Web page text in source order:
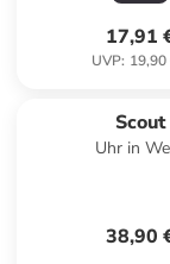
17,91
UVP: 19,90
Scout
Uhr in
38,90